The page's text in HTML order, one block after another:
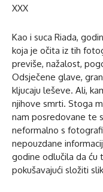
XXX
Kao i suca Riada,
koja je očita iz tih
previše, nažalost,
Odsječene glave,
kljucaju leševe. Ali,
njihove smrti. Stoga
nam posredovane te
neformalno s
nepouzdane
godine odlučila da ću
pokušavajući složiti